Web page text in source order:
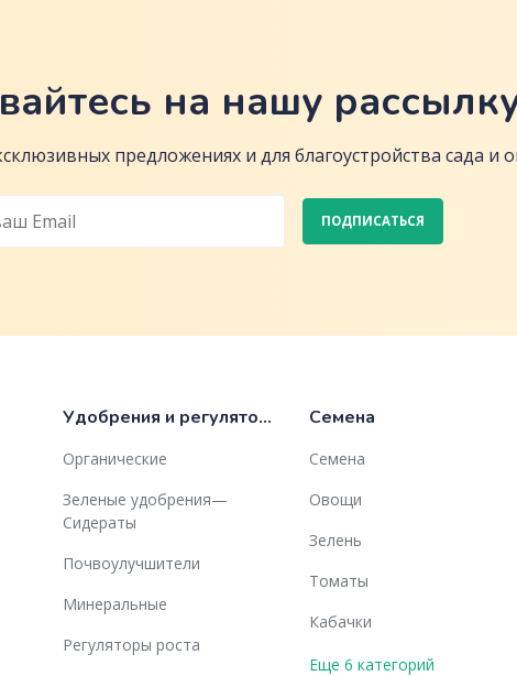
на нашу
предложениях и для благоустройства сада и
ПОДПИСАТЬСЯ
Удобрения и регуляторы роста
Органические
Зеленые удобрения—
Сидераты
Почвоулучшители
Минеральные
Регуляторы роста
Семена
Семена
Овощи
Зелень
Томаты
Кабачки
Еще 6 категорий